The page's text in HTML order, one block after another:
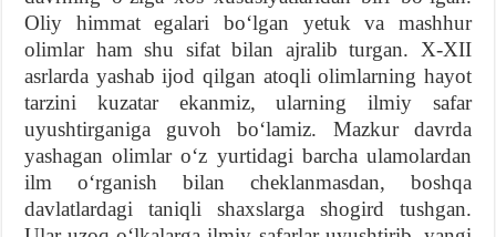
Oliy himmat egalari bo‘lgan yetuk va mashhur
olimlar ham shu sifat bilan ajralib turgan. X-XII
asrlarda yashab ijod qilgan atoqli olimlarning hayot
tarzini kuzatar ekanmiz, ularning ilmiy safar
uyushtirganiga guvoh bo‘lamiz. Mazkur davrda
yashagan olimlar o‘z yurtidagi barcha ulamolardan
ilm o‘rganish bilan cheklanmasdan, boshqa
davlatlardagi taniqli shaxslarga shogird tushgan.